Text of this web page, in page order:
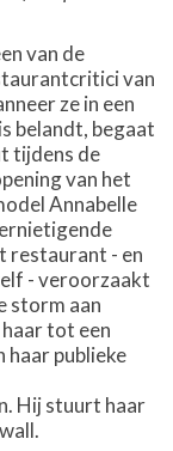
van de
van
ze in een
belandt, begaat
tijdens de
van het
Annabelle
restaurant - en
- veroorzaakt
storm aan
tot een
haar publieke
Hij stuurt haar